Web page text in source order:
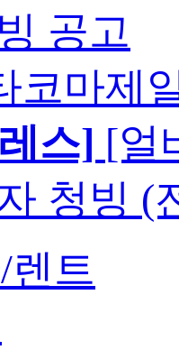
공고
코마제
스] [얼
청빙 (
렌트